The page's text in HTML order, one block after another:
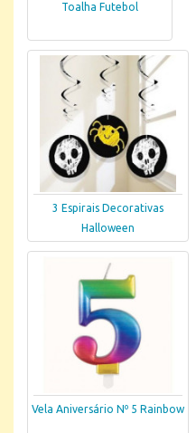
Toalha Futebol
3 Espirais Decorativas
Halloween
Vela Aniversário Nº 5 Rainbow